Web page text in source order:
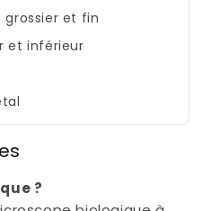
grossier et fin
et inférieur
?